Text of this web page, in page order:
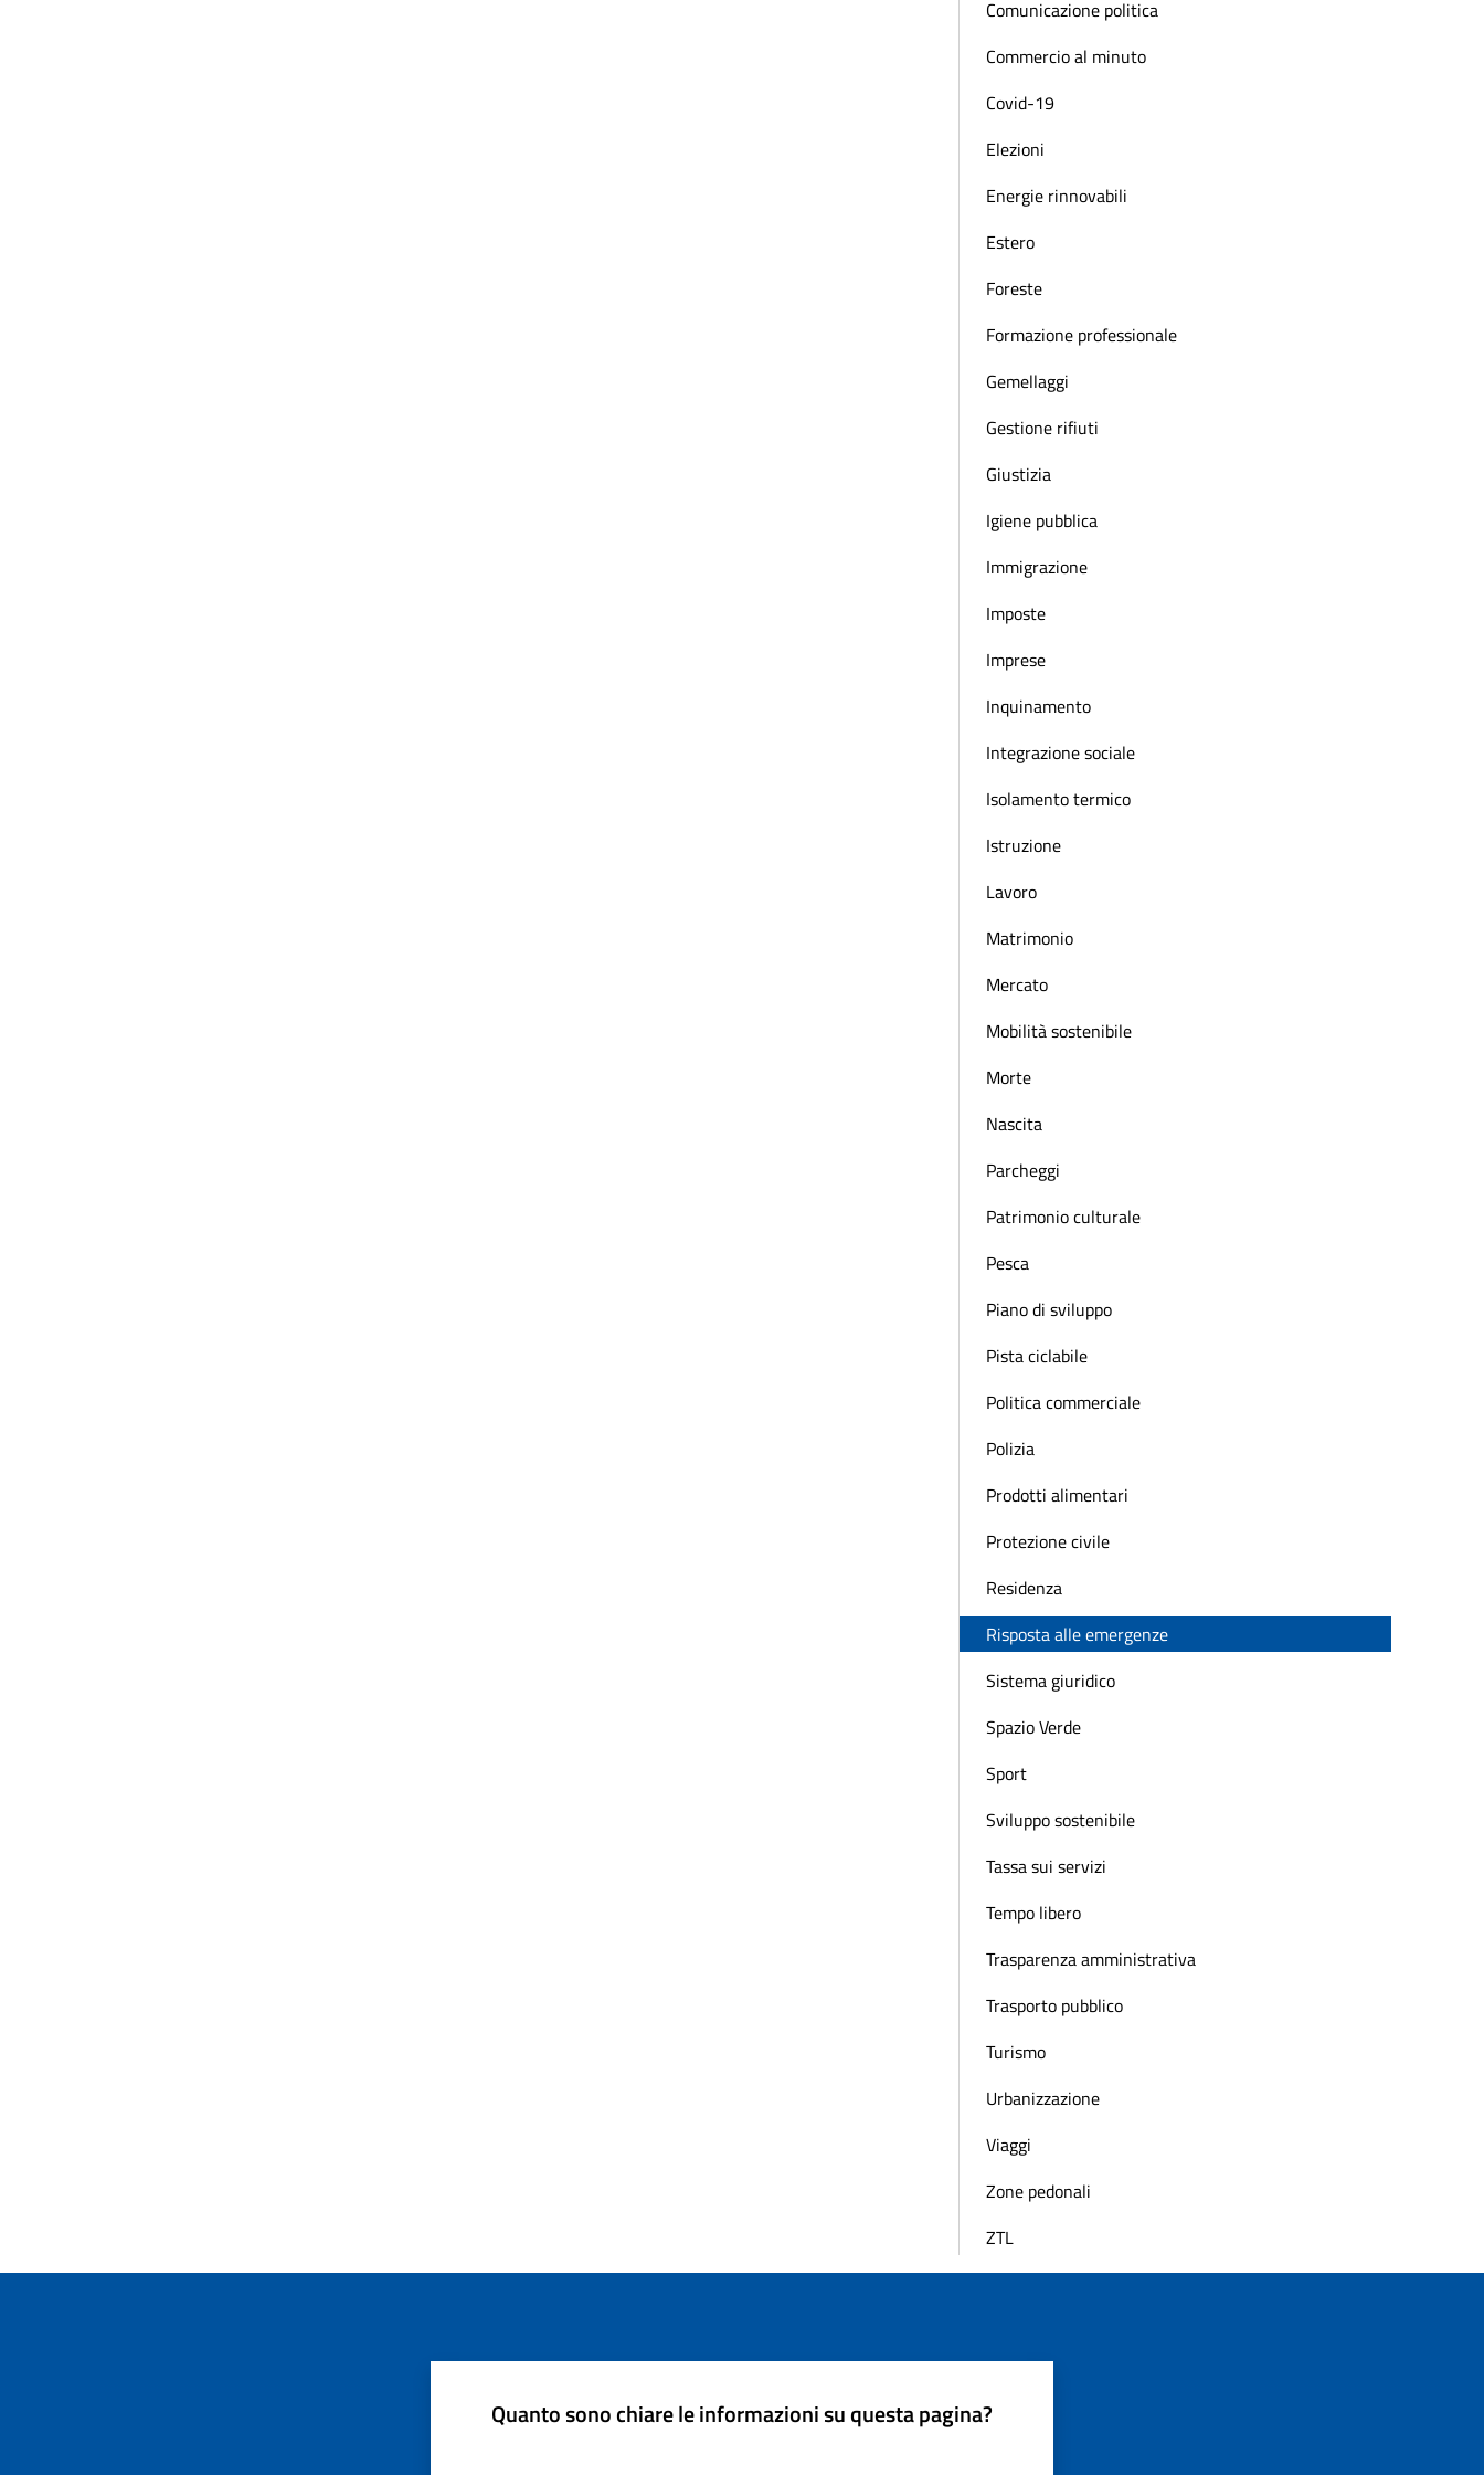
Comunicazione politica
Commercio al minuto
Covid-19
Elezioni
Energie rinnovabili
Estero
Foreste
Formazione professionale
Gemellaggi
Gestione rifiuti
Giustizia
Igiene pubblica
Immigrazione
Imposte
Imprese
Inquinamento
Integrazione sociale
Isolamento termico
Istruzione
Lavoro
Matrimonio
Mercato
Mobilità sostenibile
Morte
Nascita
Parcheggi
Patrimonio culturale
Pesca
Piano di sviluppo
Pista ciclabile
Politica commerciale
Polizia
Prodotti alimentari
Protezione civile
Residenza
Risposta alle emergenze
Sistema giuridico
Spazio Verde
Sport
Sviluppo sostenibile
Tassa sui servizi
Tempo libero
Trasparenza amministrativa
Trasporto pubblico
Turismo
Urbanizzazione
Viaggi
Zone pedonali
ZTL
Quanto sono chiare le informazioni su questa pagina?